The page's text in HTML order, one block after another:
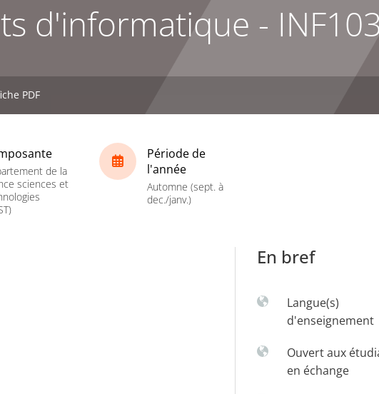
d'informatique -
PDF
de la
sciences et
Période de
l'année
Automne (sept. à
dec./janv.)
En bref
Langue(s)
d'enseignement
Ouvert aux
en échange